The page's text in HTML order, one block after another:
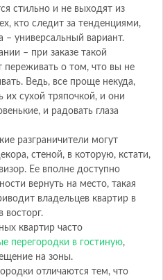
стильно и не выходят из
кто следит за тенденциями,
– универсальный вариант.
– при заказе такой
переживать о том, что вы не
Ведь, все проще некуда,
их сухой тряпочкой, и они
и радовать глаза
разграничители могут
стеной, в которую, кстати,
Ее вполне доступно
вернуть на место, такая
владельцев квартир в
восторг.
квартир часто
перегородки в гостиную,
на зоны.
отличаются тем, что